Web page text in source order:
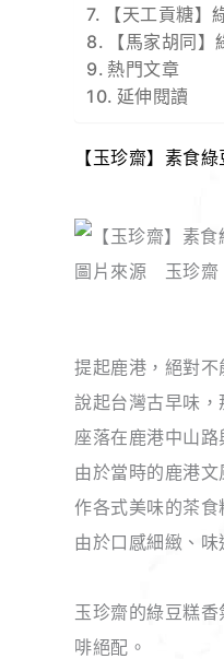
【天工貢糖】
【馬家胡同】
熱門文章
延伸閱讀
【玉珍齋】素食
圖片來源 玉珍齋
提起鹿港，絕對不
說起台灣古早味
座落在鹿港中山
由於當時的鹿港
作各式美味的茶食
由於口感細緻、
玉珍齋的綠豆糕
啡絕配。